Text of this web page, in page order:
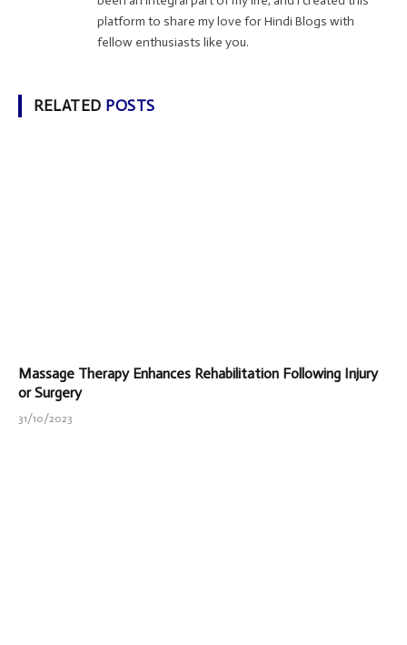
platform to share my love for Hindi Blogs with
fellow enthusiasts like you.
RELATED POSTS
Massage Therapy Enhances Rehabilitation Following Injury
or Surgery
31/10/2023